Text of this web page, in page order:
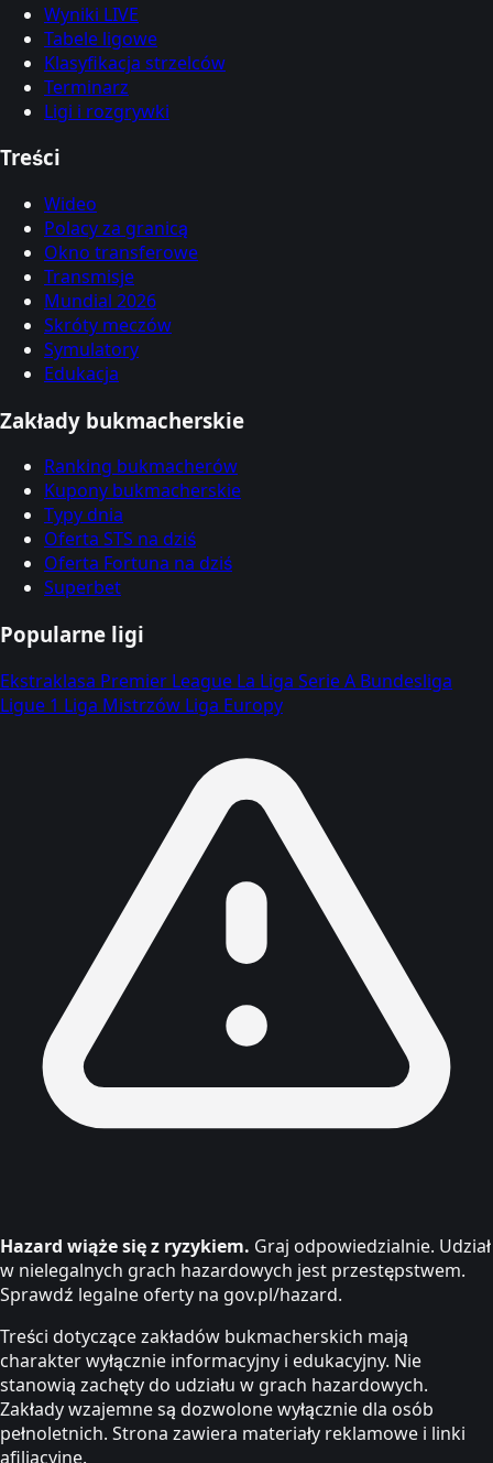
Wyniki LIVE
Tabele ligowe
Klasyfikacja strzelców
Terminarz
Ligi i rozgrywki
Treści
Wideo
Polacy za granicą
Okno transferowe
Transmisje
Mundial 2026
Skróty meczów
Symulatory
Edukacja
Zakłady bukmacherskie
Ranking bukmacherów
Kupony bukmacherskie
Typy dnia
Oferta STS na dziś
Oferta Fortuna na dziś
Superbet
Popularne ligi
Ekstraklasa Premier League La Liga Serie A Bundesliga
Ligue 1 Liga Mistrzów Liga Europy
Hazard wiąże się z ryzykiem. Graj odpowiedzialnie. Udział
w nielegalnych grach hazardowych jest przestępstwem.
Sprawdź legalne oferty na gov.pl/hazard.
Treści dotyczące zakładów bukmacherskich mają
charakter wyłącznie informacyjny i edukacyjny. Nie
stanowią zachęty do udziału w grach hazardowych.
Zakłady wzajemne są dozwolone wyłącznie dla osób
pełnoletnich. Strona zawiera materiały reklamowe i linki
afiliacyjne.